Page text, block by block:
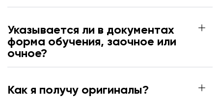
Указывается ли в документах
форма обучения, заочное или
очное?
Как я получу оригиналы?